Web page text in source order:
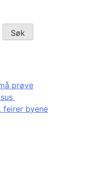
Søk
prøve
feirer byene